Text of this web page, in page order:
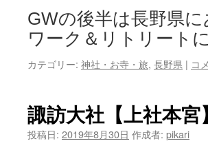
GWの後半は長野県
ワーク＆リトリート
カテゴリー: 神社・お寺・旅, 長野県 | コ
諏訪大社【上社本宮】
投稿日: 2019年8月30日 作成者: pikari